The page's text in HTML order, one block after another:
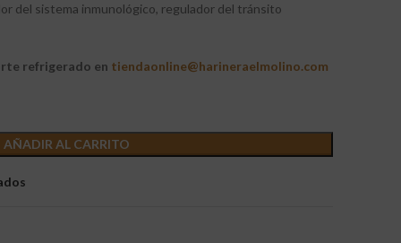
del sistema inmunológico, regulador del tránsito
refrigerado en tiendaonline@harineraelmolino.com
AÑADIR AL CARRITO